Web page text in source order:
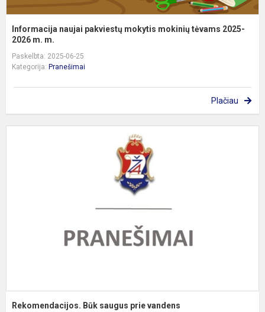
Informacija naujai pakviestų mokytis mokinių tėvams 2025-
2026 m. m.
Paskelbta: 2025-06-25
Kategorija: Pranešimai
Plačiau
Rekomendacijos. Būk saugus prie vandens